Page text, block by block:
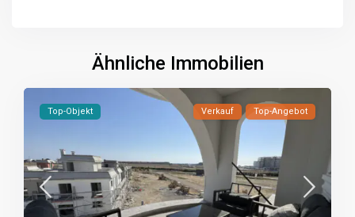
Ähnliche Immobilien
Top-Objekt Verkauf Top-Angebot